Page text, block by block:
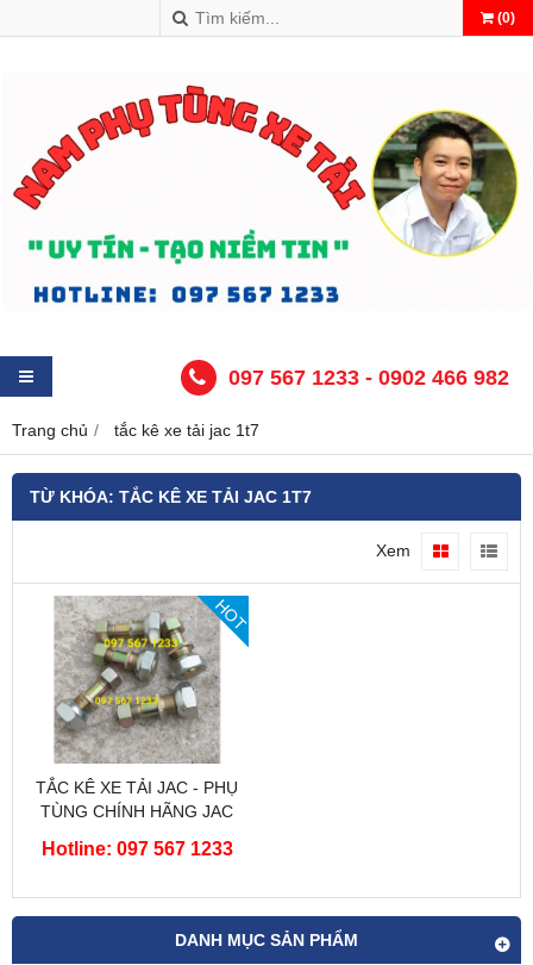
(0)
097 567 1233 - 0902 466 982
Trang chủ tắc kê xe tải jac 1t7
DANH MỤC SẢN PHẨM
TỪ KHÓA: TẮC KÊ XE TẢI JAC 1T7
Xem
HOT
TẮC KÊ XE TẢI JAC - PHỤ
TÙNG CHÍNH HÃNG JAC
Hotline: 097 567 1233